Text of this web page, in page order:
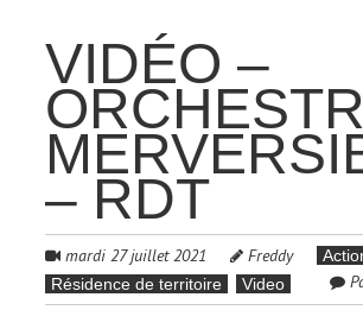
VIDÉO –
– RDT
mardi 27 juillet 2021 Freddy
Résidence de territoire
Video